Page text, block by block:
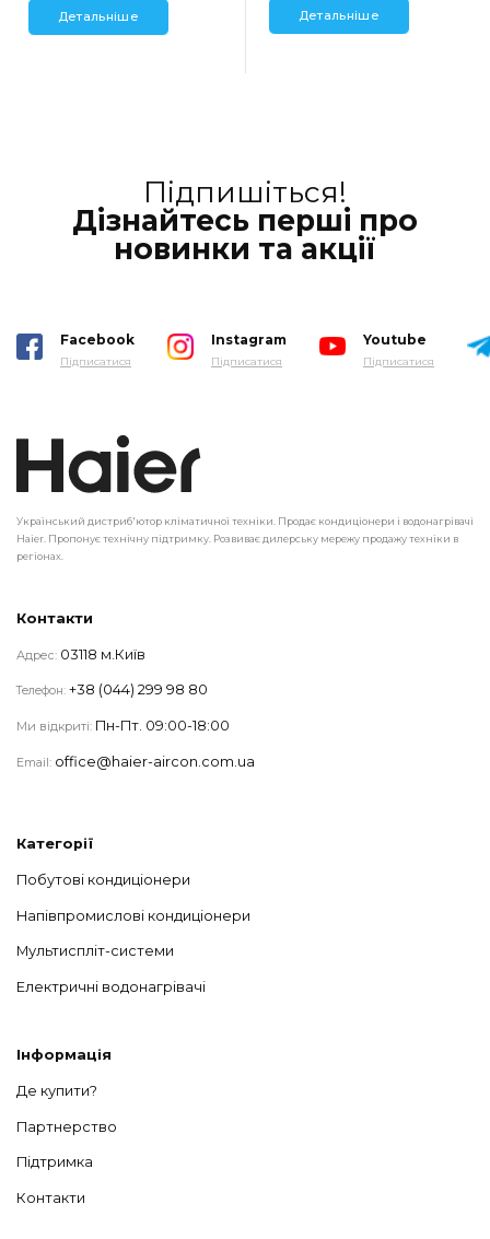
Детальніше Детальніше
Підпишіться!
Дізнайтесь перші про
новинки та акції
Facebook
Підписатися
Instagram
Підписатися
Youtube
Підписатися
Український дистриб'ютор кліматичної техніки. Продає кондиціонери і водонагрівачі
Haier. Пропонує технічну підтримку. Розвиває дилерську мережу продажу техніки в
регіонах.
Категорії
Побутові кондиціонери
Напівпромислові кондиціонери
Мультиспліт-системи
Електричні водонагрівачі
Інформація
Де купити?
Партнерство
Підтримка
Контакти
Контакти
Адрес: 03118 м.Київ
Телефон: +38 (044) 299 98 80
Ми відкриті: Пн-Пт. 09:00-18:00
Email: office@haier-aircon.com.ua